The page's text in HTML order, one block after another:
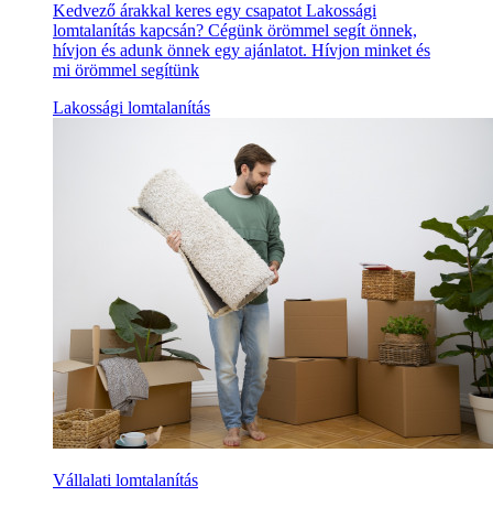
Kedvező árakkal keres egy csapatot Lakossági
lomtalanítás kapcsán? Cégünk örömmel segít önnek,
hívjon és adunk önnek egy ajánlatot. Hívjon minket és
mi örömmel segítünk
Lakossági lomtalanítás
Vállalati lomtalanítás